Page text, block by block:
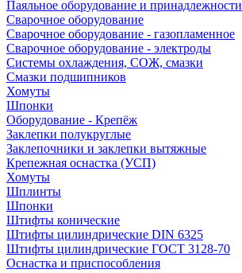
Паяльное оборудование и принадлежности
Сварочное оборудование
Сварочное оборудование - газопламенное
Сварочное оборудование - электроды
Системы охлаждения, СОЖ, смазки
Смазки подшипников
Хомуты
Шпонки
Оборудование - Крепёж
Заклепки полукруглые
Заклепочники и заклепки вытяжные
Крепежная оснастка (УСП)
Хомуты
Шплинты
Шпонки
Штифты конические
Штифты цилиндрические DIN 6325
Штифты цилиндрические ГОСТ 3128-70
Оснастка и приспособления